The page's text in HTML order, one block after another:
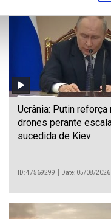
Ucrânia: Putin reforça
drones perante
sucedida de Kiev
ID: 47569299 Date: 05/08/2026